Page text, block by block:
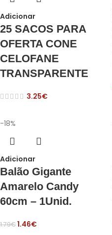
Adicionar
25 SACOS PARA
OFERTA CONE
CELOFANE
TRANSPARENTE
3.25€
-18%
Adicionar
Balão Gigante
Amarelo Candy
60cm – 1Unid.
1.79€1.46€